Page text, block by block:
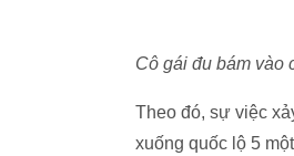
Cô gái đu bám vào
Theo đó, sự việc
xuống quốc lộ 5